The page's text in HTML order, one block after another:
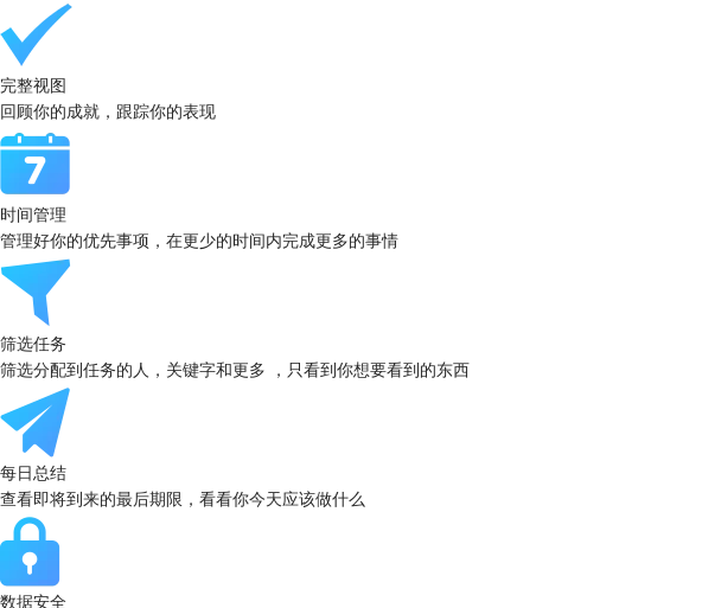
完整视图
回顾你的成就，跟踪你的表现
时间管理
管理好你的优先事项，在更少的时间内完成更多的事情
筛选任务
筛选分配到任务的人，关键字和更多 ，只看到你想要看到的东西
每日总结
查看即将到来的最后期限，看看你今天应该做什么
数据安全